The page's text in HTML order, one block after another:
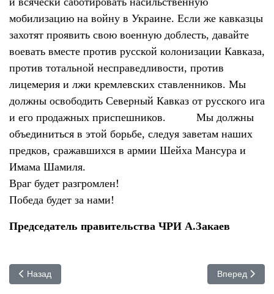
мобилизацию на войну в Украине. Если же кавказцы
захотят проявить свою военную доблесть, давайте
воевать вместе против русской колонизации Кавказа,
против тотальной несправедливости, против
лицемерия и лжи кремлевских ставленников. Мы
должны освободить Северный Кавказ от русского ига
и его продажных приспешников. Мы должны
объединиться в этой борьбе, следуя заветам наших
предков, сражавшихся в армии Шейха Мансура и
Имама Шамиля.
Враг будет разгромлен!
Победа будет за нами!
Председатель правительства ЧРИ А.Закаев
Предыдущий: ОБРАЩЕНИЕ чеченской молодежи,
Назад Следующий:
Вперед